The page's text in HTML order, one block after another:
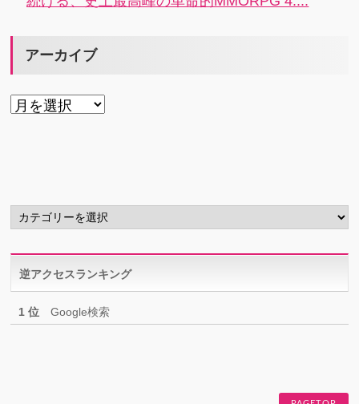
アーカイブ
ア
カ
テ
リ
ー逆アクセスランキング
1 位 Google検索